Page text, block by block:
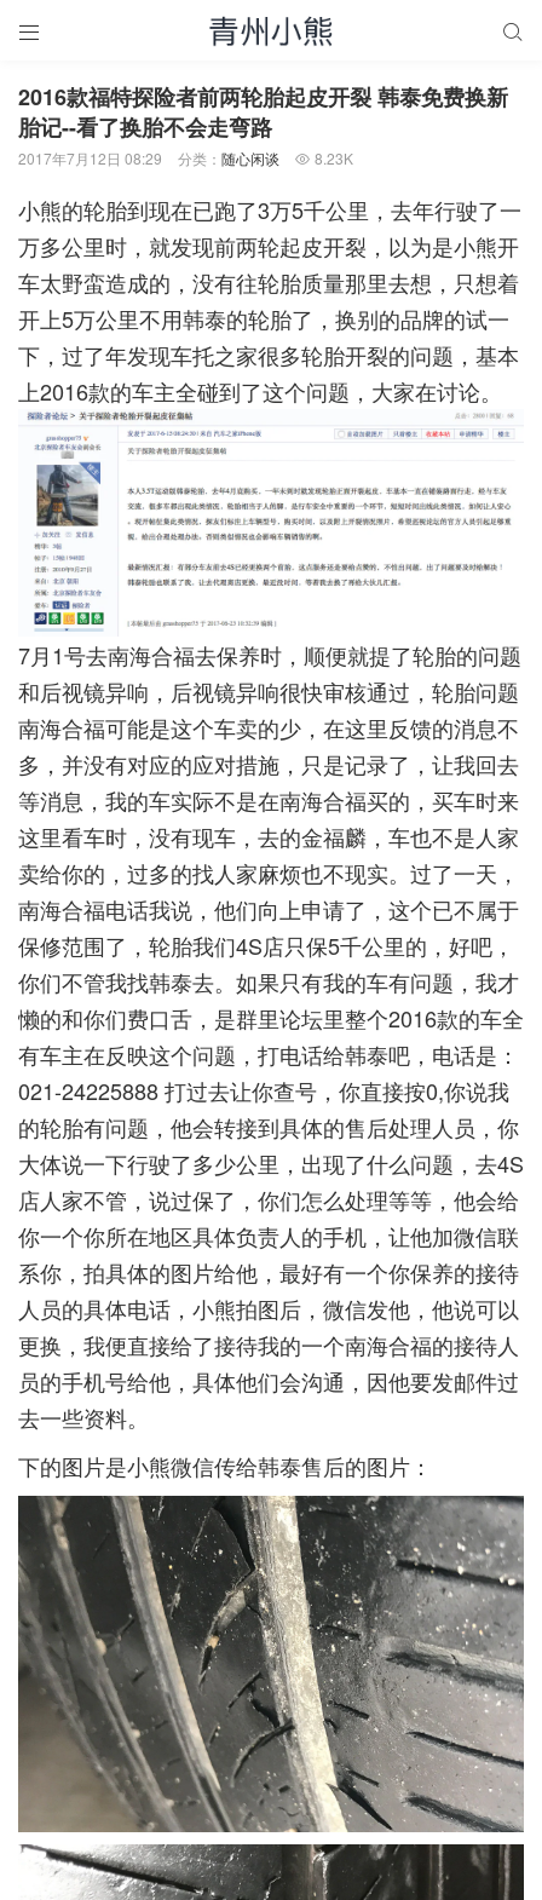
 
2016款福特探险者前两轮胎起皮开裂 韩泰免费换新
胎记--看了换胎不会走弯路
2017年7月12日 08:29 分类： 随心闲谈  8.23K
小熊的轮胎到现在已跑了3万5千公里，去年行驶了一
万多公里时，就发现前两轮起皮开裂，以为是小熊开
车太野蛮造成的，没有往轮胎质量那里去想，只想着
开上5万公里不用韩泰的轮胎了，换别的品牌的试一
下，过了年发现车托之家很多轮胎开裂的问题，基本
上2016款的车主全碰到了这个问题，大家在讨论。
7月1号去南海合福去保养时，顺便就提了轮胎的问题
和后视镜异响，后视镜异响很快审核通过，轮胎问题
南海合福可能是这个车卖的少，在这里反馈的消息不
多，并没有对应的应对措施，只是记录了，让我回去
等消息，我的车实际不是在南海合福买的，买车时来
这里看车时，没有现车，去的金福麟，车也不是人家
卖给你的，过多的找人家麻烦也不现实。过了一天，
南海合福电话我说，他们向上申请了，这个已不属于
保修范围了，轮胎我们4S店只保5千公里的，好吧，
你们不管我找韩泰去。如果只有我的车有问题，我才
懒的和你们费口舌，是群里论坛里整个2016款的车全
有车主在反映这个问题，打电话给韩泰吧，电话是：
021-24225888 打过去让你查号，你直接按0,你说我
的轮胎有问题，他会转接到具体的售后处理人员，你
大体说一下行驶了多少公里，出现了什么问题，去4S
店人家不管，说过保了，你们怎么处理等等，他会给
你一个你所在地区具体负责人的手机，让他加微信联
系你，拍具体的图片给他，最好有一个你保养的接待
人员的具体电话，小熊拍图后，微信发他，他说可以
更换，我便直接给了接待我的一个南海合福的接待人
员的手机号给他，具体他们会沟通，因他要发邮件过
去一些资料。
下的图片是小熊微信传给韩泰售后的图片：